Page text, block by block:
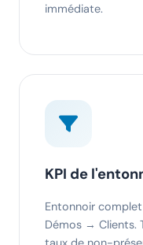
immédiate.
KPI de
Entonnoir
Démos → Clients.